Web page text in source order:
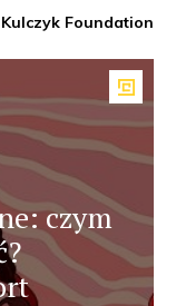
Foundation
czym